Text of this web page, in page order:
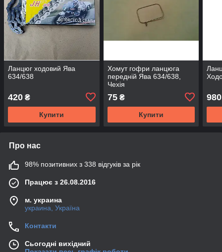
Ланцюг ходовий Ява
634/638
420 ₴
Купити
Хомут гофри ланцюга
передній Ява 634/638,
Чехія
75₴
Купити
980
Про нас
98% позитивних з 338 відгуків за рік
Працює з 26.08.2016
м. украина
украина, Україна
Контакти
Сьогодні вихідний